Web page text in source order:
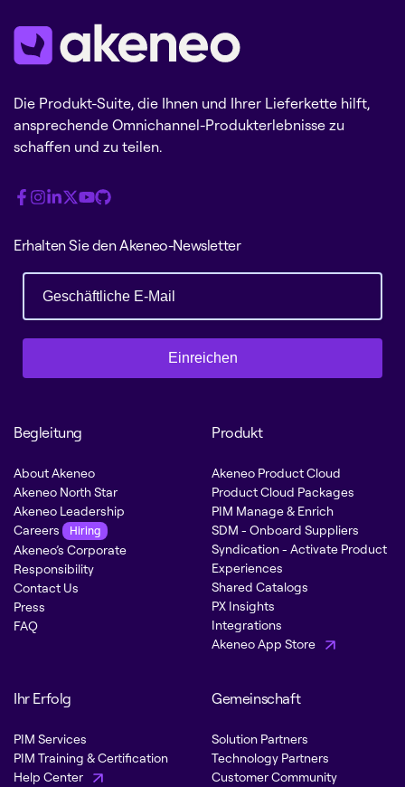
Die Produkt-Suite, die Ihnen und Ihrer Lieferkette hilft,
ansprechende Omnichannel-Produkterlebnisse zu
schaffen und zu teilen.
Erhalten Sie den Akeneo-Newsletter
Einreichen
Begleitung
About Akeneo
Akeneo North Star
Akeneo Leadership
Careers
Hiring
Akeneo’s Corporate
Responsibility
Contact Us
Press
FAQ
Produkt
Akeneo Product Cloud
Product Cloud Packages
PIM Manage & Enrich
SDM - Onboard Suppliers
Syndication - Activate Product
Experiences
Shared Catalogs
PX Insights
Integrations
Akeneo App Store
Ihr Erfolg
PIM Services
PIM Training & Certification
Help Center
Gemeinschaft
Solution Partners
Technology Partners
Customer Community